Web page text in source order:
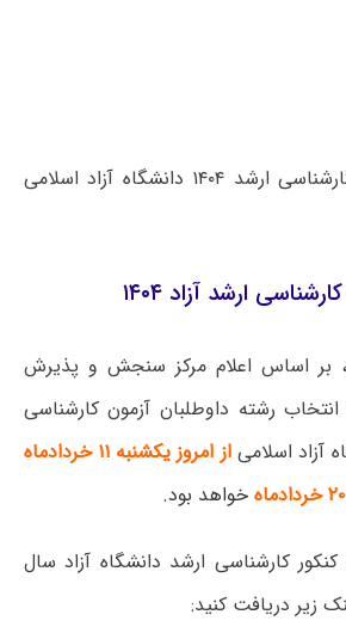
انتخاب رشته کنکور کارشناسی ارشد ۱۴۰۴ دانشگاه آزاد اسلامی
ارشد آزاد ۱۴۰۴
، بر اساس اعلام مرکز سنجش و پذیرش
انتخاب رشته داوطلبان آزمون کارشناسی
از امروز یکشنبه ۱۱ خردادماه
خواهد بود.
کارشناسی ارشد دانشگاه آزاد سال